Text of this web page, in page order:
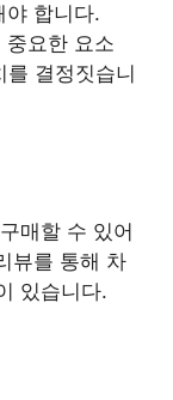
야 합니다.
중요한 요소
결정짓습니
매할 수 있어
뷰를 통해 차
있습니다.